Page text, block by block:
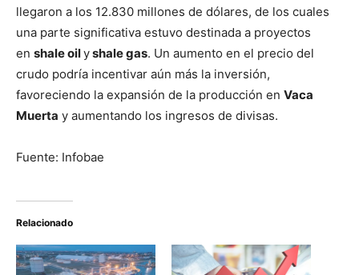
llegaron a los 12.830 millones de dólares, de los cuales
una parte significativa estuvo destinada a proyectos
en shale oilyshale gas. Un aumento en el precio del
crudo podría incentivar aún más la inversión,
favoreciendo la expansión de la producción en Vaca
Muerta y aumentando los ingresos de divisas.
Fuente: Infobae
Relacionado